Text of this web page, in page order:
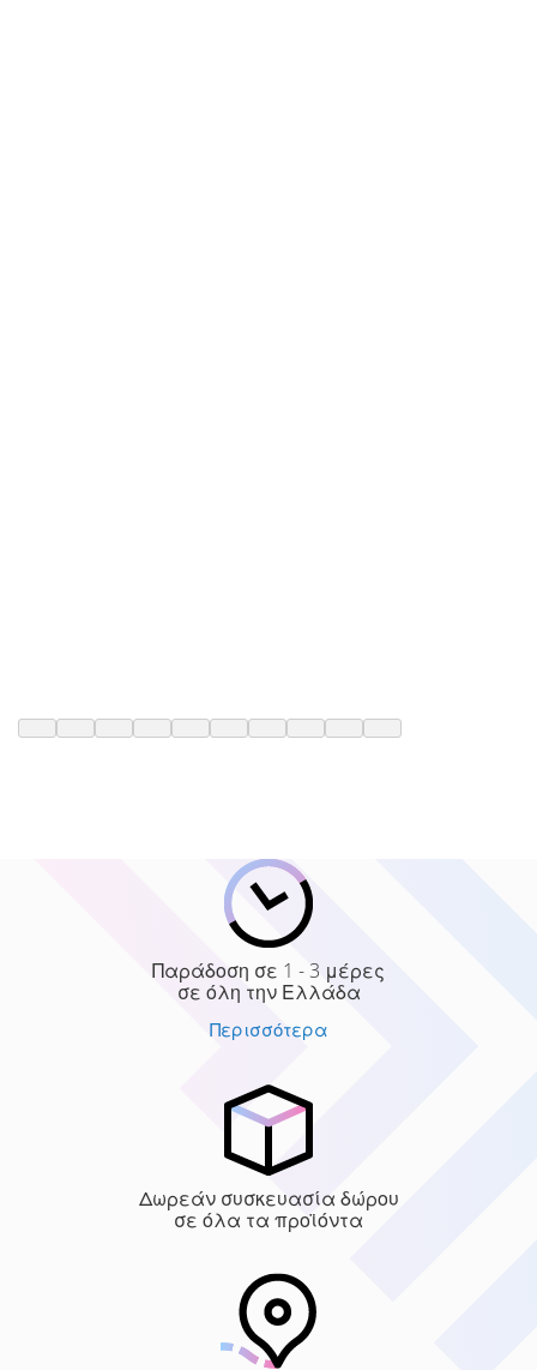
Παράδοση σε 1 - 3 μέρες
σε όλη την Ελλάδα
Περισσότερα
Δωρεάν συσκευασία δώρου
σε όλα τα προϊόντα